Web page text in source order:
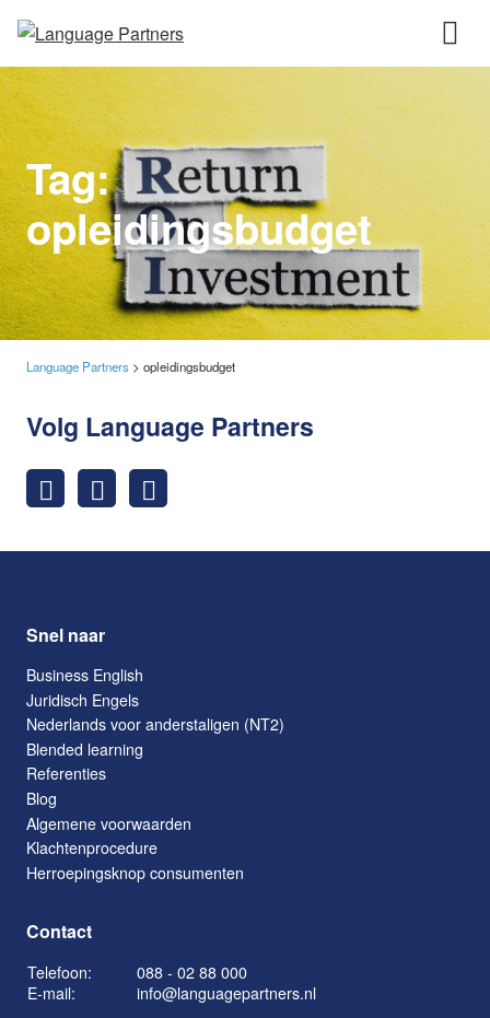
Tag:
opleidingsbudget
Language Partners > opleidingsbudget
Volg Language Partners
Snel naar
Business English
Juridisch Engels
Nederlands voor anderstaligen (NT2)
Blended learning
Referenties
Blog
Algemene voorwaarden
Klachtenprocedure
Herroepingsknop consumenten
Contact
Telefoon:
088 - 02 88 000
E-mail:
info@languagepartners.nl